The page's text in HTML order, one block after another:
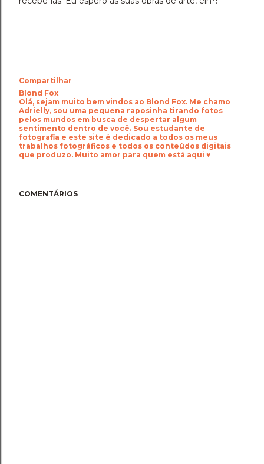
Compartilhar
Blond Fox
Olá, sejam muito bem vindos ao Blond Fox. Me chamo
Adrielly, sou uma pequena raposinha tirando fotos
pelos mundos em busca de despertar algum
sentimento dentro de você. Sou estudante de
fotografia e este site é dedicado a todos os meus
trabalhos fotográficos e todos os conteúdos digitais
que produzo. Muito amor para quem está aqui ♥
COMENTÁRIOS